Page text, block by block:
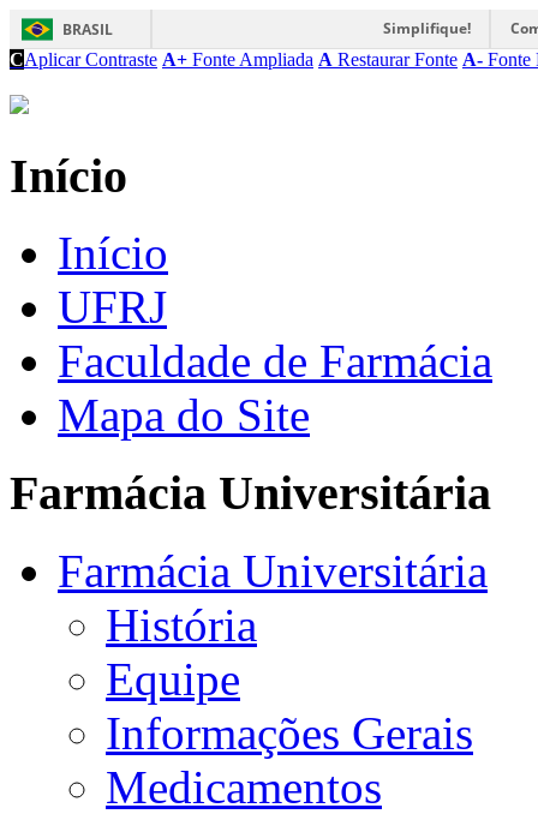
BRASIL Simplifique!
CAplicar Contraste A+ Fonte Ampliada A Restaurar Fonte A- Fonte
Início
Início
UFRJ
Faculdade de Farmácia
Mapa do Site
Farmácia Universitária
Farmácia Universitária
História
Equipe
Informações Gerais
Medicamentos